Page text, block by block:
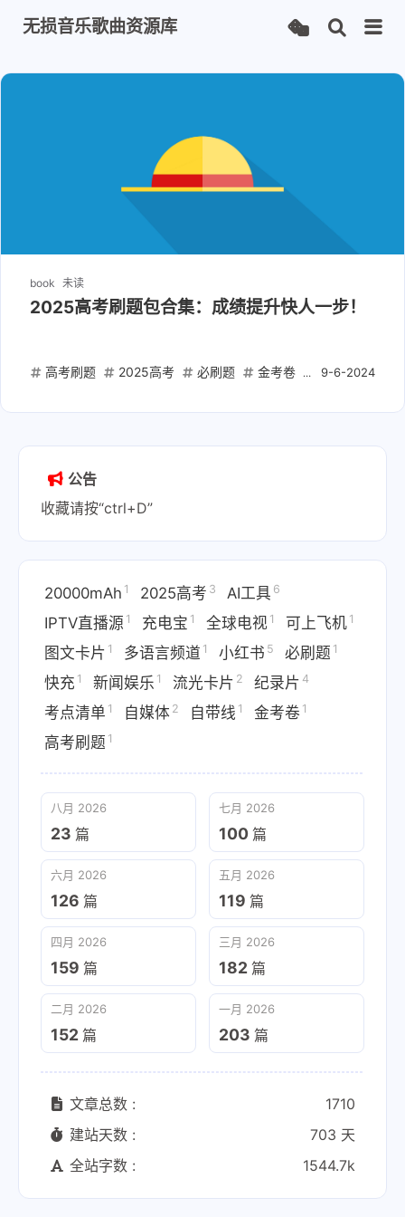
无损音乐歌曲资源库
book 未读
2025高考刷题包合集：成绩提升快人一步！
9-6-2024
高考刷题 2025高考 必刷题 金考卷 考点清单
公告
收藏请按“ctrl+D”
20000mAh 1 2025高考 3 AI工具 6
IPTV直播源 1 充电宝 1 全球电视 1 可上飞机 1
图文卡片 1 多语言频道 1 小红书 5 必刷题 1
快充 1 新闻娱乐 1 流光卡片 2 纪录片 4
考点清单 1 自媒体 2 自带线 1 金考卷 1
高考刷题 1
八月 2026
23 篇
七月 2026
100 篇
六月 2026
126 篇
五月 2026
119 篇
四月 2026
159 篇
三月 2026
182 篇
二月 2026
152 篇
一月 2026
203 篇
文章总数 :
1710
建站天数 :
703 天
全站字数 :
1544.7k